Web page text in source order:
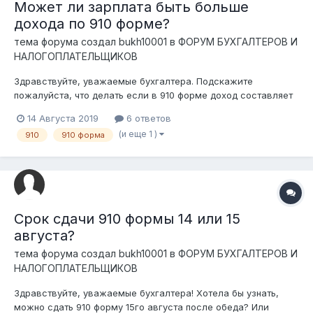
Может ли зарплата быть больше
дохода по 910 форме?
тема форума создал bukh10001 в ФОРУМ БУХГАЛТЕРОВ И
НАЛОГОПЛАТЕЛЬЩИКОВ
Здравствуйте, уважаемые бухгалтера. Подскажите
пожалуйста, что делать если в 910 форме доход составляет
том что зарплата выдавалась из средств по предоплате.
Работы по ним будут закрыты только во 2 полугодие. Что
14 Августа 2019 6 ответов
910 910 форма (и еще 1 )
Срок сдачи 910 формы 14 или 15
августа?
тема форума создал bukh10001 в ФОРУМ БУХГАЛТЕРОВ И
НАЛОГОПЛАТЕЛЬЩИКОВ
Здравствуйте, уважаемые бухгалтера! Хотела бы узнать,
можно сдать 910 форму 15го августа после обеда? Или